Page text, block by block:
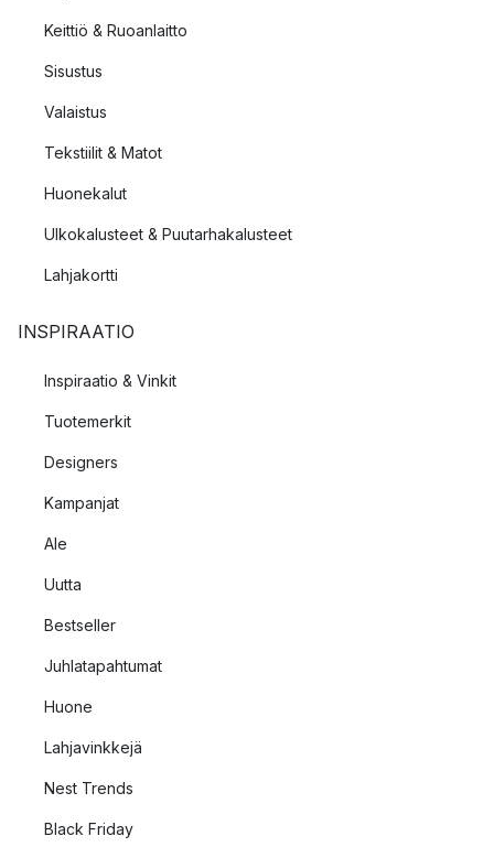
Keittiö & Ruoanlaitto
Sisustus
Valaistus
Tekstiilit & Matot
Huonekalut
Ulkokalusteet & Puutarhakalusteet
Lahjakortti
INSPIRAATIO
Inspiraatio & Vinkit
Tuotemerkit
Designers
Kampanjat
Ale
Uutta
Bestseller
Juhlatapahtumat
Huone
Lahjavinkkejä
Nest Trends
Black Friday